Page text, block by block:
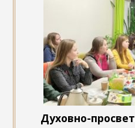
Духовно-